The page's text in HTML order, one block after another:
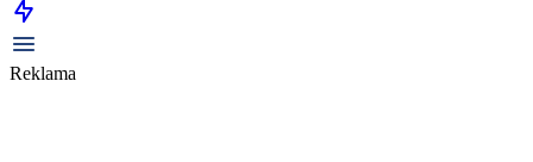
Reklama